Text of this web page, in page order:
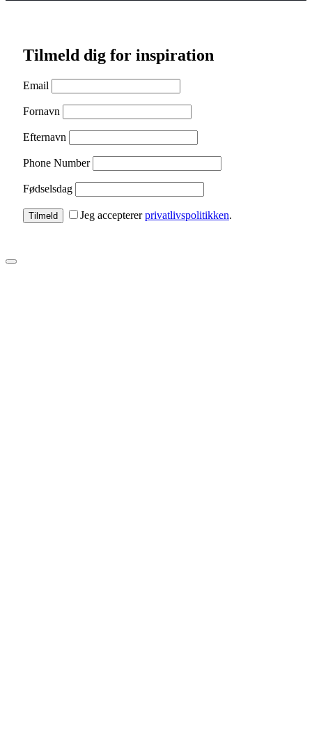
Tilmeld dig for inspiration
Email
Fornavn
Efternavn
Phone Number
Fødselsdag
Tilmeld Jeg acceptererprivatlivspolitikken.